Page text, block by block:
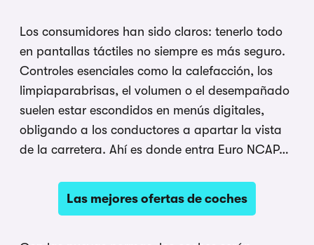
Los consumidores han sido claros: tenerlo todo
en pantallas táctiles no siempre es más seguro.
Controles esenciales como la calefacción, los
limpiaparabrisas, el volumen o el desempañado
suelen estar escondidos en menús digitales,
obligando a los conductores a apartar la vista
de la carretera. Ahí es donde entra Euro NCAP…
Las mejores ofertas de coches